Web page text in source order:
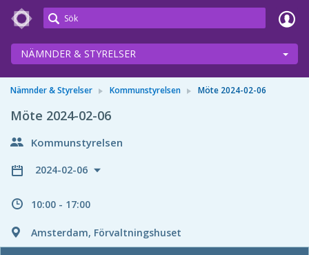
Meetings+
NÄMNDER & STYRELSER
Nämnder & Styrelser Kommunstyrelsen Möte 2024-02-06
Möte 2024-02-06
Kommunstyrelsen
2024-02-06
10:00 - 17:00
Amsterdam, Förvaltningshuset